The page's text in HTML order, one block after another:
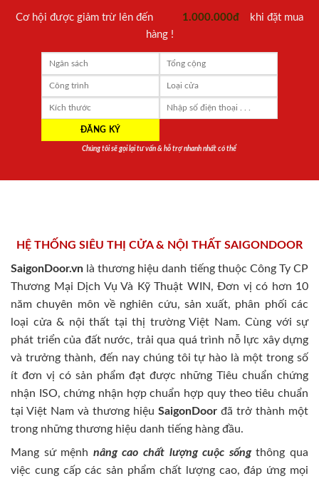
Cơ hội được giảm trừ lên đến 1.000.000đ
khi đặt mua
hàng !
Chúng tôi sẽ gọi lại tư vấn & hỗ trợ nhanh nhất có thể
HỆ THỐNG SIÊU THỊ CỬA & NỘI THẤT SAIGONDOOR
SaigonDoor.vn là thương hiệu danh tiếng thuộc Công Ty CP
Thương Mại Dịch Vụ Và Kỹ Thuật WIN, Đơn vị có hơn 10
năm chuyên môn về nghiên cứu, sản xuất, phân phối các
loại cửa & nội thất tại thị trường Việt Nam. Cùng với sự
phát triển của đất nước, trải qua quá trình nỗ lực xây dựng
và trưởng thành, đến nay chúng tôi tự hào là một trong số
ít đơn vị có sản phẩm đạt được những Tiêu chuẩn chứng
nhận ISO, chứng nhận hợp chuẩn hợp quy theo tiêu chuẩn
tại Việt Nam và thương hiệu SaigonDoor đã trở thành một
trong những thương hiệu danh tiếng hàng đầu.
Mang sứ mệnh nâng cao chất lượng cuộc sốngthông qua
việc cung cấp các sản phẩm chất lượng cao, đáp ứng mọi